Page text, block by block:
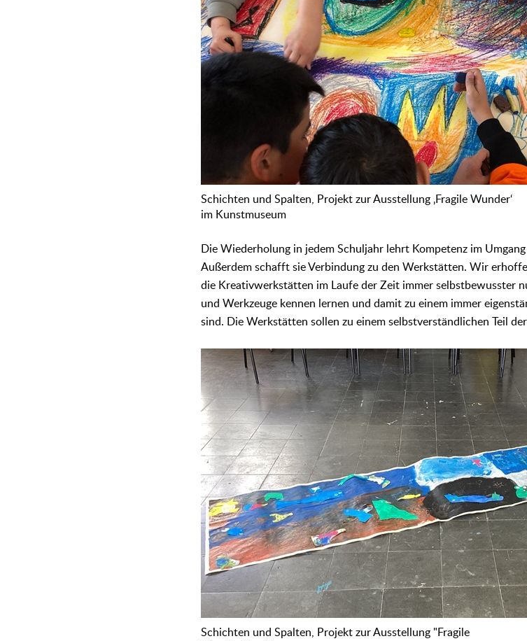
Schichten und Spalten, Projekt zur Ausstellung ‚Fragile Wunder‘
im Kunstmuseum
Die Wiederholung in jedem Schuljahr lehrt Kompetenz im
Außerdem schafft sie Verbindung zu den Werkstätten. Wir
die Kreativwerkstätten im Laufe der Zeit immer selbstbewusster
und Werkzeuge kennen lernen und damit zu einem immer
sind. Die Werkstätten sollen zu einem selbstverständlichen Teil
Schichten und Spalten, Projekt zur Ausstellung "Fragile